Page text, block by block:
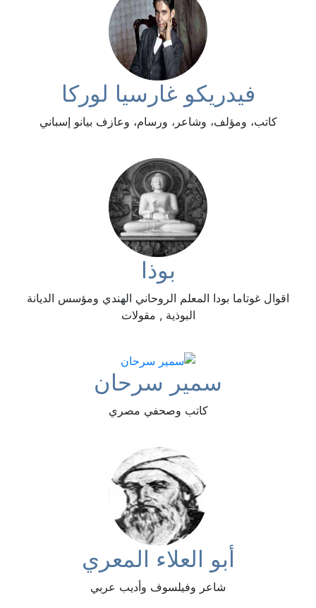
فيدريكو غارسيا لوركا
كاتب، ومؤلف، وشاعر، ورسام، وعازف بيانو إسباني
بوذا
اقوال غوتاما بودا المعلم الروحاني الهندي ومؤسس الديانة
البوذية , مقولات
سمير سرحان
كاتب وصحفي مصري
أبو العلاء المعري
شاعر وفيلسوف وأديب عربي